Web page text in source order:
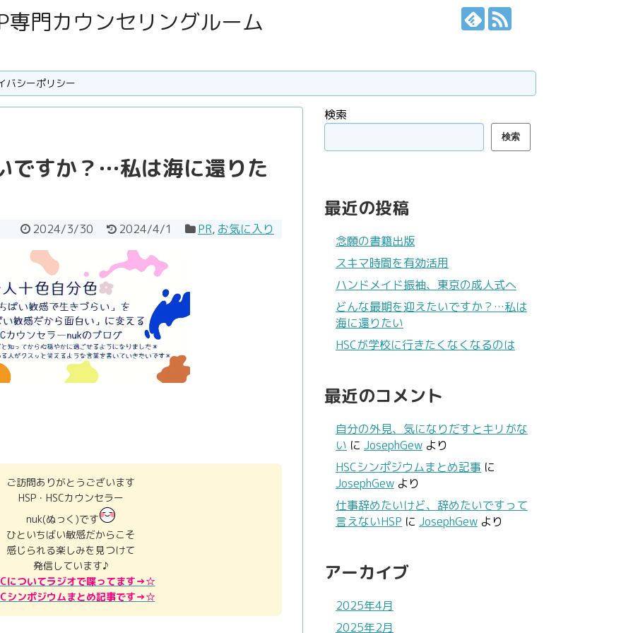
門カウンセリングルーム
バシーポリシー
ですか？…私は海に還りた
2024/3/30 2024/4/1 PR, お気に入り
ご訪問ありがとうございます
HSP・HSCカウンセラー
nuk(ぬっく)です
ひといちばい敏感だからこそ
感じられる楽しみを見つけて
発信しています♪
についてラジオで喋ってます→☆
シンポジウムまとめ記事です→☆
検索
検索
最近の投稿
念願の書籍出版
スキマ時間を有効活用
ハンドメイド振袖、東京の成人式へ
どんな最期を迎えたいですか？…私は
海に還りたい
HSCが学校に行きたくなくなるのは
最近のコメント
自分の外見、気になりだすとキリがな
い に JosephGew より
HSCシンポジウムまとめ記事 に
JosephGew より
仕事辞めたいけど、辞めたいですって
言えないHSP に JosephGew より
アーカイブ
2025年4月
2025年2月